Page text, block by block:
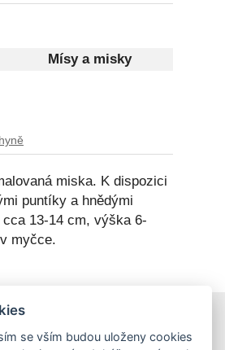
Mísy a misky
miska. K dispozici
puntíky a hnědými
cca 13-14 cm, výška 6-
myčce.
podmínky
se vším budou uloženy cookies